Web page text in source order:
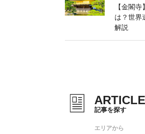
【金閣
は？世界
解説
ARTICLE
記事を探す
エリアから